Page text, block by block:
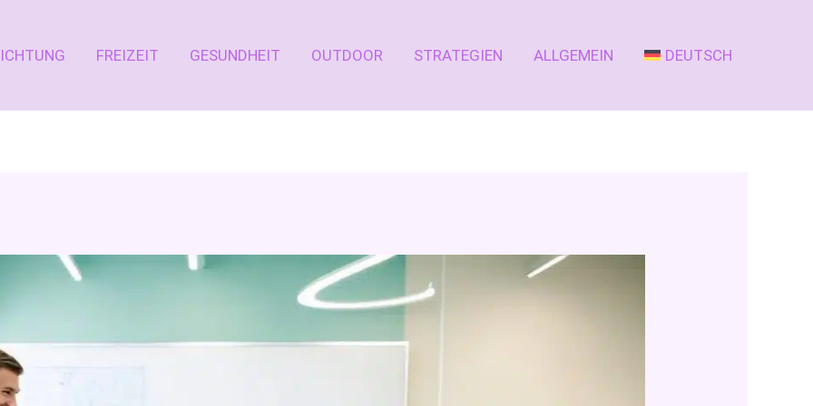
FREIZEIT GESUNDHEIT OUTDOOR STRATEGIEN ALLGEMEIN DEUTSCH